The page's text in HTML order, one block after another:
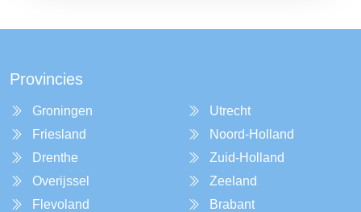
Provincies
Groningen
Friesland
Drenthe
Overijssel
Flevoland
Utrecht
Noord-Holland
Zuid-Holland
Zeeland
Brabant